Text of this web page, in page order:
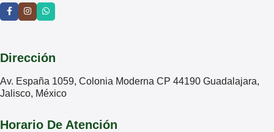
Dirección
Av. España 1059, Colonia Moderna CP 44190 Guadalajara,
Jalisco, México
Horario De Atención